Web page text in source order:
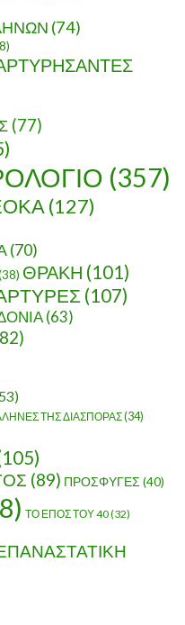
(74)
(77)
(357)
(127)
(70)
ΘΡΑΚΗ (101)
(107)
(63)
ΤΗΣ ΔΙΑΣΠΟΡΑΣ(34)
(89) ΠΡΟΣΦΥΓΕΣ (40)
ΤΟ ΕΠΟΣ ΤΟΥ 40(32)